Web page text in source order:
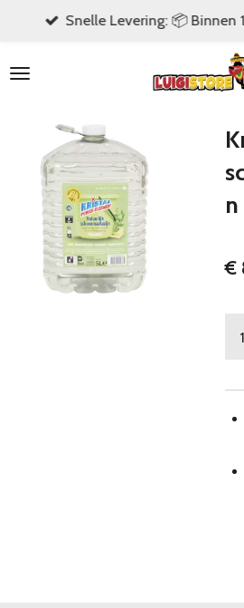
naar
hoofdinhoud
Snelle Levering: 📦 Binnen
€